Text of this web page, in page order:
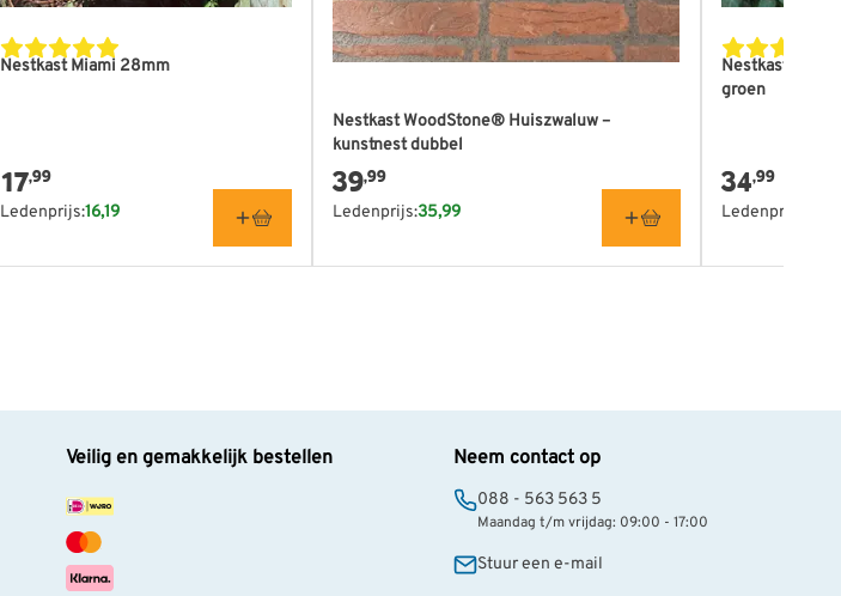
Nestkast Miami 28mm
17,99
Ledenprijs:16,19
Nestkast WoodStone® Huiszwaluw –
kunstnest dubbel
39,99
Ledenprijs:35,99
Nestkast
groen
34,99
Ledenprijs:
Veilig en gemakkelijk bestellen Neem contact op
088 - 563 563 5
Maandag t/m vrijdag: 09:00 - 17:00
Stuur een e-mail